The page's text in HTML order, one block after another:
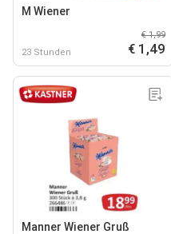
M Wiener
23 Stunden
€ 1,99
€ 1,49
Manner Wiener Gruß